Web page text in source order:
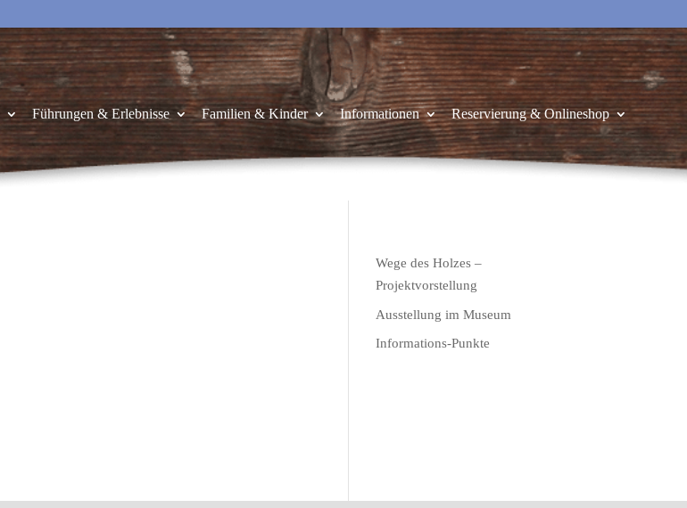
Führungen & Erlebnisse Familien & Kinder Informationen Reservierung & Onlineshop
Wege des Holzes –
Projektvorstellung
Ausstellung im Museum
Informations-Punkte